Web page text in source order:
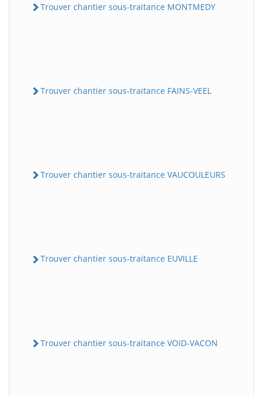
Trouver chantier sous-traitance MONTMEDY
Trouver chantier sous-traitance FAINS-VEEL
Trouver chantier sous-traitance VAUCOULEURS
Trouver chantier sous-traitance EUVILLE
Trouver chantier sous-traitance VOID-VACON